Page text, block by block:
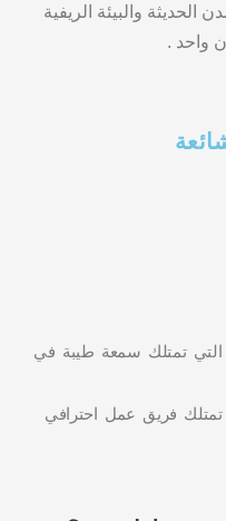
الحديثة والبيئة الريفية
واحد .
تمتلك سمعة طيبة في
في هذا المجال منذ 2012 و تمتلك فريق عمل احترافي